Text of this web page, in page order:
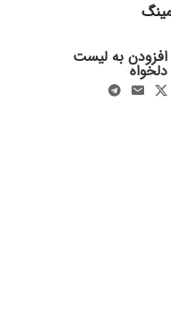
افزودن به لیست
دلخواه